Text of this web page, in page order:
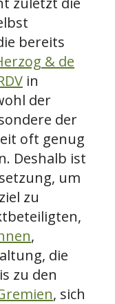
bereits
& de
in
der
der
oft genug
Deshalb ist
um
zu
,
die
zu den
, sich